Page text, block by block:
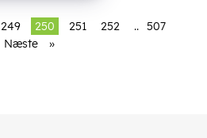
249 250 251 252 .. 507
Næste
»